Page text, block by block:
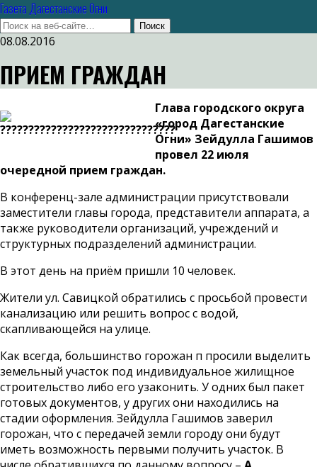
Газета Дагестанские Огни
08.08.2016
ПРИЕМ ГРАЖДАН
Глава городского округа
«город Дагестанские
Огни» Зейдулла Гашимов
провел 22 июля
очередной прием граждан.
В конференц-зале администрации присутствовали
заместители главы города, представители аппарата, а
также руководители организаций, учреждений и
структурных подразделений администрации.
В этот день на приём пришли 10 человек.
Жители ул. Савицкой обратились с просьбой провести
канализацию или решить вопрос с водой,
скапливающейся на улице.
Как всегда, большинство горожан п просили выделить
земельный участок под индивидуальное жилищное
строительство либо его узаконить. У одних был пакет
готовых документов, у других они находились на
стадии оформления. Зейдулла Гашимов заверил
горожан, что с передачей земли городу они будут
иметь возможность первыми получить участок. В